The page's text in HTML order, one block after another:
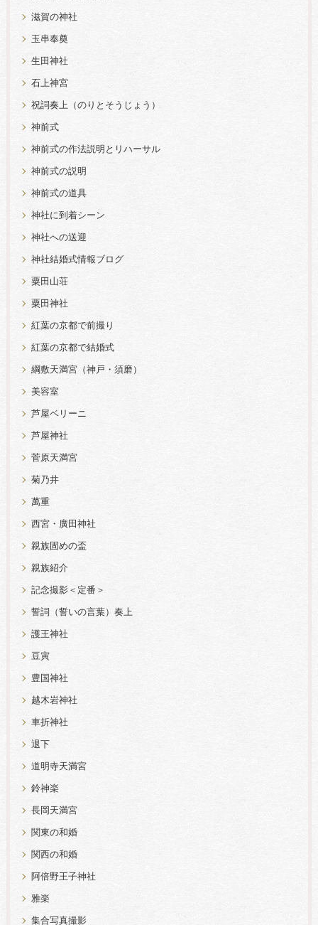
滋賀の神社
玉串奉奠
生田神社
石上神宮
祝詞奏上（のりとそうじょう）
神前式
神前式の作法説明とリハーサル
神前式の説明
神前式の道具
神社に到着シーン
神社への送迎
神社結婚式情報ブログ
粟田山荘
粟田神社
紅葉の京都で前撮り
紅葉の京都で結婚式
綱敷天満宮（神戸・須磨）
美容室
芦屋ベリーニ
芦屋神社
菅原天満宮
菊乃井
萬重
西宮・廣田神社
親族固めの盃
親族紹介
記念撮影＜定番＞
誓詞（誓いの言葉）奏上
護王神社
豆寅
豊国神社
越木岩神社
車折神社
退下
道明寺天満宮
鈴神楽
長岡天満宮
関東の和婚
関西の和婚
阿倍野王子神社
雅楽
集合写真撮影